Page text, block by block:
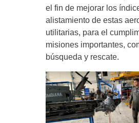
el fin de mejorar los
alistamiento de estas
utilitarias, para el
misiones importantes,
búsqueda y rescate.